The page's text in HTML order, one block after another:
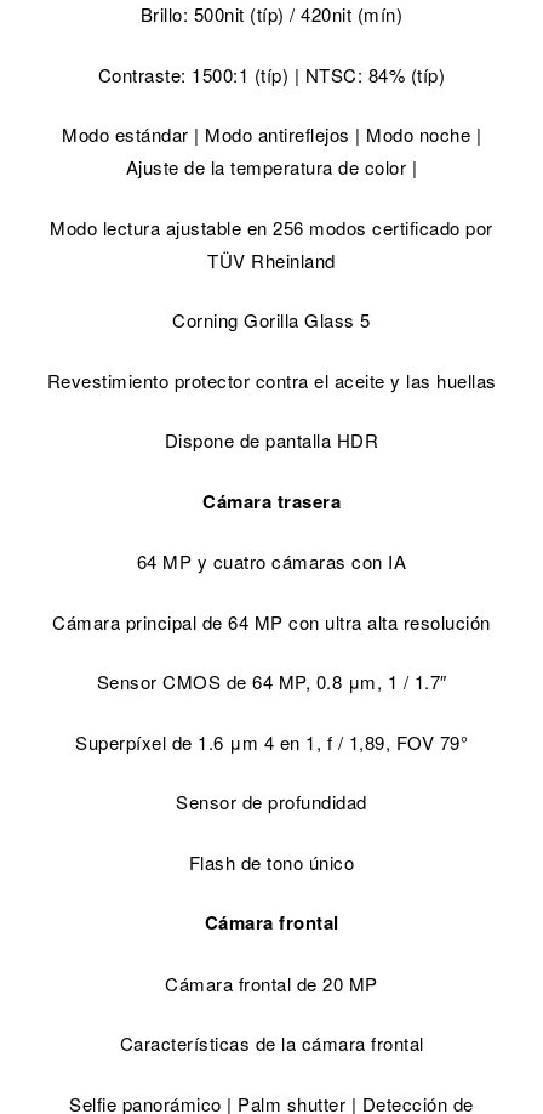
Brillo: 500nit (típ) / 420nit (mín)
Contraste: 1500:1 (típ) | NTSC: 84% (típ)
Modo estándar | Modo antireflejos | Modo noche |
Ajuste de la temperatura de color |
Modo lectura ajustable en 256 modos certificado por
TÜV Rheinland
Corning Gorilla Glass 5
Revestimiento protector contra el aceite y las huellas
Dispone de pantalla HDR
Cámara trasera
64 MP y cuatro cámaras con IA
Cámara principal de 64 MP con ultra alta resolución
Sensor CMOS de 64 MP, 0.8 μm, 1 / 1.7″
Superpíxel de 1.6 μm 4 en 1, f / 1,89, FOV 79°
Sensor de profundidad
Flash de tono único
Cámara frontal
Cámara frontal de 20 MP
Características de la cámara frontal
Selfie panorámico | Palm shutter | Detección de